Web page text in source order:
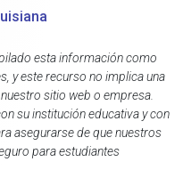
esta información como
y este recurso no implica una
sitio web o empresa.
su institución educativa y con
asegurarse de que nuestros
para estudiantes